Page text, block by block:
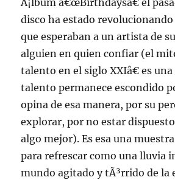
Ã¡lbum â€œBirthdaysâ€ el
disco ha estado
que esperaban a un artista de
alguien en quien confiar (el
talento en el siglo XXIâ€ es
talento permanece escondido
opina de esa manera, por su
explorar, por no estar
algo mejor). Es esa una
para refrescar como una lluvia
mundo agitado y tÃ³rrido de la